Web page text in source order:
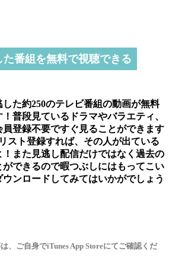
番組を無料で視聴できる
た約250のテレビ番組の動画が無料
普段見ているドラマやバラエティ、
登録不要ですぐ見ることができます
スト登録すれば、その人が出ている
また見逃し配信だけではなく過去の
ができるので暇つぶしにはもってこい
ンロードしてみてはいかがでしょう
、ご自身でiTunes App Storeにてご確認くだ